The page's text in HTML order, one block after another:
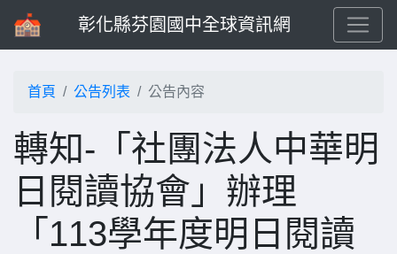
彰化縣芬園國中全球資訊網
首頁 公告列表 公告內容
轉知-「社團法人中華明
日閱讀協會」辦理
「113學年度明日閱讀